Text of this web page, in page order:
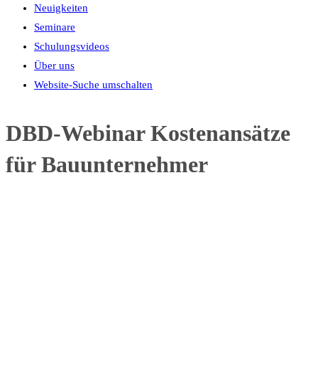
Neuigkeiten
Seminare
Schulungsvideos
Über uns
Website-Suche umschalten
DBD-Webinar Kostenansätze
für Bauunternehmer